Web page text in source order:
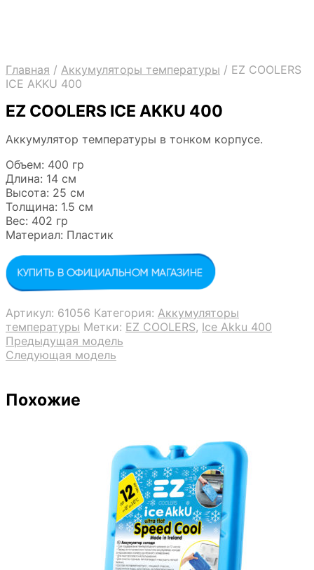
Главная / Аккумуляторы температуры / EZ COOLERS
ICE AKKU 400
EZ COOLERS ICE AKKU 400
Аккумулятор температуры в тонком корпусе.
Объем: 400 гр
Длина: 14 см
Высота: 25 см
Толщина: 1.5 см
Вес: 402 гр
Материал: Пластик
Артикул: 61056 Категория: Аккумуляторы
температуры Метки: EZ COOLERS, Ice Akku 400
Предыдущая модель
Следующая модель
Похожие